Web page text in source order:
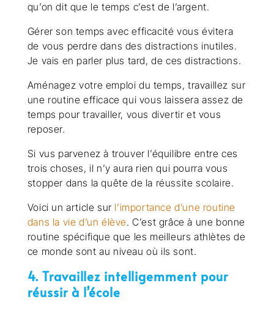
qu’on dit que le temps c’est de l’argent.
Gérer son temps avec efficacité vous évitera
de vous perdre dans des distractions inutiles.
Je vais en parler plus tard, de ces distractions.
Aménagez votre emploi du temps, travaillez sur
une routine efficace qui vous laissera assez de
temps pour travailler, vous divertir et vous
reposer.
Si vus parvenez à trouver l’équilibre entre ces
trois choses, il n’y aura rien qui pourra vous
stopper dans la quête de la réussite scolaire.
Voici un article sur l’importance d’une routine
dans la vie d’un élève. C’est grâce à une bonne
routine spécifique que les meilleurs athlètes de
ce monde sont au niveau où ils sont.
4. Travaillez intelligemment pour
réussir à l’école